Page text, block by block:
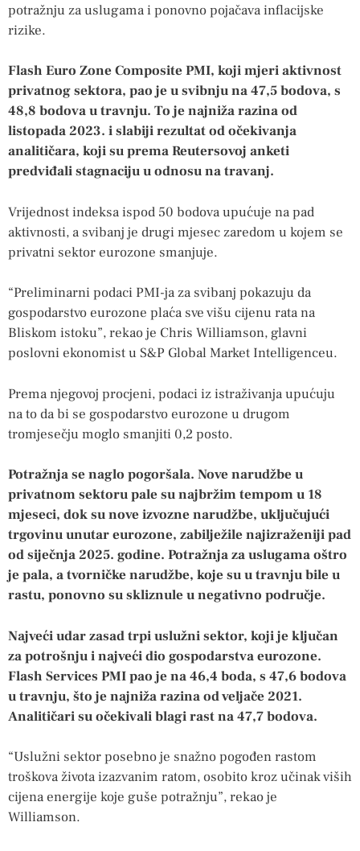
potražnju za uslugama i ponovno pojačava inflacijske
rizike.
Flash Euro Zone Composite PMI, koji mjeri aktivnost
privatnog sektora, pao je u svibnju na 47,5 bodova, s
48,8 bodova u travnju. To je najniža razina od
listopada 2023. i slabiji rezultat od očekivanja
analitičara, koji su prema Reutersovoj anketi
predviđali stagnaciju u odnosu na travanj.
Vrijednost indeksa ispod 50 bodova upućuje na pad
aktivnosti, a svibanj je drugi mjesec zaredom u kojem se
privatni sektor eurozone smanjuje.
“Preliminarni podaci PMI-ja za svibanj pokazuju da
gospodarstvo eurozone plaća sve višu cijenu rata na
Bliskom istoku”, rekao je Chris Williamson, glavni
poslovni ekonomist u S&P Global Market Intelligenceu.
Prema njegovoj procjeni, podaci iz istraživanja upućuju
na to da bi se gospodarstvo eurozone u drugom
tromjesečju moglo smanjiti 0,2 posto.
Potražnja se naglo pogoršala. Nove narudžbe u
privatnom sektoru pale su najbržim tempom u 18
mjeseci, dok su nove izvozne narudžbe, uključujući
trgovinu unutar eurozone, zabilježile najizraženiji pad
od siječnja 2025. godine. Potražnja za uslugama oštro
je pala, a tvorničke narudžbe, koje su u travnju bile u
rastu, ponovno su skliznule u negativno područje.
Najveći udar zasad trpi uslužni sektor, koji je ključan
za potrošnju i najveći dio gospodarstva eurozone.
Flash Services PMI pao je na 46,4 boda, s 47,6 bodova
u travnju, što je najniža razina od veljače 2021.
Analitičari su očekivali blagi rast na 47,7 bodova.
“Uslužni sektor posebno je snažno pogođen rastom
troškova života izazvanim ratom, osobito kroz učinak viših
cijena energije koje guše potražnju”, rekao je
Williamson.